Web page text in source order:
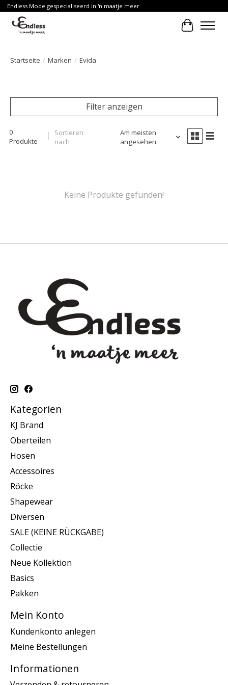
Endless Mode gespecialiseerd in 'n maatje meer
Ihr
Startseite / Marken / Evida
Filter anzeigen
0
Produkte
Sortieren
nach
Am meisten
angesehen
Keine Produkte gefunden!
Kategorien
KJ Brand
Oberteilen
Hosen
Accessoires
Röcke
Shapewear
Diversen
SALE (KEINE RÜCKGABE)
Collectie
Neue Kollektion
Basics
Pakken
Mein Konto
Kundenkonto anlegen
Meine Bestellungen
Informationen